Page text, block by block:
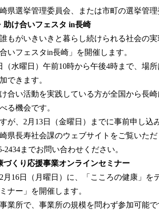
県選挙管理委員会、または市町の選挙管
助け合いフェスタ in長崎
もがいきいきと暮らし続けられる社会の
いフェスタin長崎」を開催します。
（水曜日）午前10時から午後4時まで、場
できます。
合い活動を実践している方が全国から長
る機会です。
が、2月13日（金曜日）までに事前申し込
県長寿社会課のウェブサイトをご覧いただ
までお問い合わせください。
づくり応援事業オンラインセミナー
月16日（月曜日）に、「こころの健康」を
ナー」を開催します。
業所で、事業所の規模を問わず参加可能で